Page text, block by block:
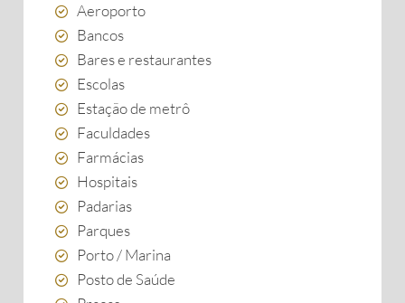
Aeroporto
Bancos
Bares e restaurantes
Escolas
Estação de metrô
Faculdades
Farmácias
Hospitais
Padarias
Parques
Porto / Marina
Posto de Saúde